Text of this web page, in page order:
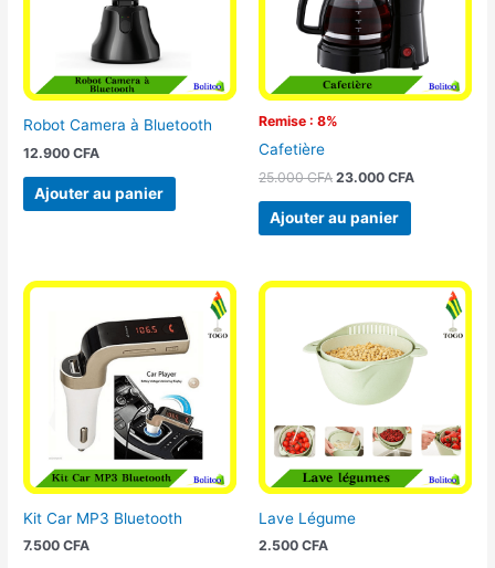
Robot Camera à Bluetooth
12.900CFA
Ajouter au panier
Remise : 8%
Cafetière
25.000CFA 23.000 CFA
Ajouter au panier
Kit Car MP3 Bluetooth
7.500CFA
Lave Légume
2.500 CFA